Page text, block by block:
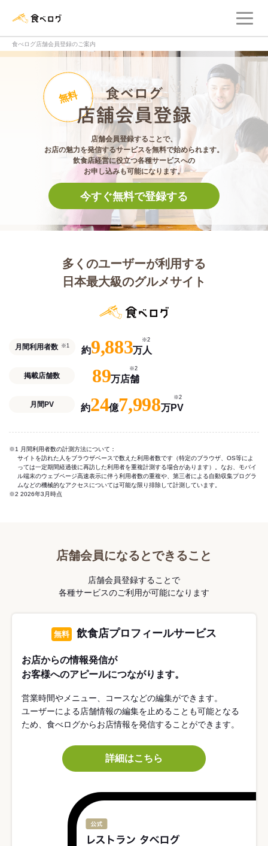
食べログ店舗会員登録のご案内
食べログ店舗会員
無料
店舗会員登録することで、
お店の魅力を発信するサービスを無料で始められます。
飲食店経営に役立つ各種サービスへの
お申し込みも可能になります。
今すぐ無料で登録する
多くのユーザーが利用する
日本最大級のグルメサイト
月間利用者数 ※1 約9,883万人
※2
掲載店舗数 89万店舗
※2
月間PV 約24億7,998万PV
※2
※1 月間利用者数の計測方法について：
サイトを訪れた人をブラウザベースで数えた利用者数です（特定のブラウザ、OS等によ
っては一定期間経過後に再訪した利用者を重複計測する場合があります）。なお、モバイ
ル端末のウェブページ高速表示に伴う利用者数の重複や、第三者による自動収集プログラ
ムなどの機械的なアクセスについては可能な限り排除して計測しています。
※2 2026年3月時点
店舗会員になるとできること
店舗会員登録することで
各種サービスのご利用が可能になります
無料 飲食店プロフィールサービス
お店からの情報発信が
お客様へのアピールにつながります。
営業時間やメニュー、コースなどの編集ができます。
ユーザーによる店舗情報の編集を止めることも可能となる
ため、食べログからお店情報を発信することができます。
詳細はこちら